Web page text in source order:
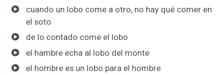
cuando un lobo come a otro, no hay qué comer en
el soto
de lo contado come el lobo
el hambre echa al lobo del monte
el hombre es un lobo para el hombre